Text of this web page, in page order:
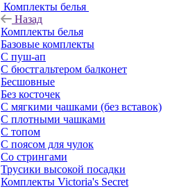
Комплекты белья
Назад
Комплекты белья
Базовые комплекты
С пуш-ап
С бюстгальтером балконет
Бесшовные
Без косточек
С мягкими чашками (без вставок)
С плотными чашками
С топом
С поясом для чулок
Со стрингами
Трусики высокой посадки
Комплекты Victoria's Secret